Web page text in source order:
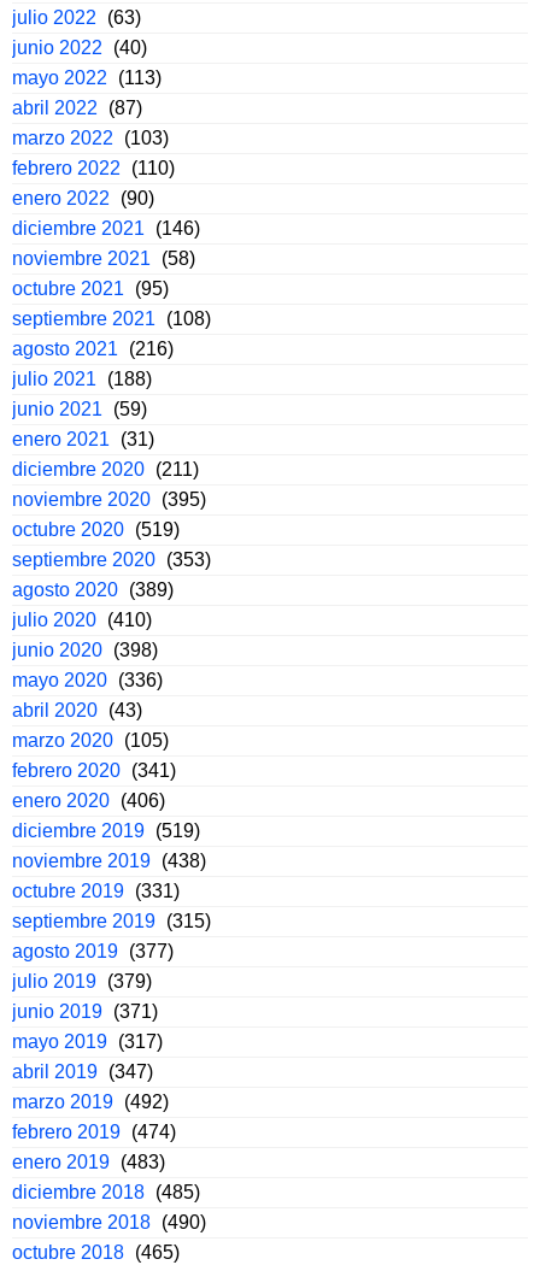
julio 2022
(63)
junio 2022
(40)
mayo 2022
(113)
abril 2022
(87)
marzo 2022
(103)
febrero 2022
(110)
enero 2022
(90)
diciembre 2021
(146)
noviembre 2021
(58)
octubre 2021
(95)
septiembre 2021
(108)
agosto 2021
(216)
julio 2021
(188)
junio 2021
(59)
enero 2021
(31)
diciembre 2020 (211)
noviembre 2020 (395)
octubre 2020 (519)
septiembre 2020 (353)
agosto 2020 (389)
julio 2020 (410)
junio 2020 (398)
mayo 2020 (336)
abril 2020 (43)
marzo 2020 (105)
febrero 2020 (341)
enero 2020 (406)
diciembre 2019 (519)
noviembre 2019 (438)
octubre 2019 (331)
septiembre 2019 (315)
agosto 2019 (377)
julio 2019 (379)
junio 2019 (371)
mayo 2019 (317)
abril 2019 (347)
marzo 2019 (492)
febrero 2019 (474)
enero 2019 (483)
diciembre 2018 (485)
noviembre 2018 (490)
octubre 2018 (465)